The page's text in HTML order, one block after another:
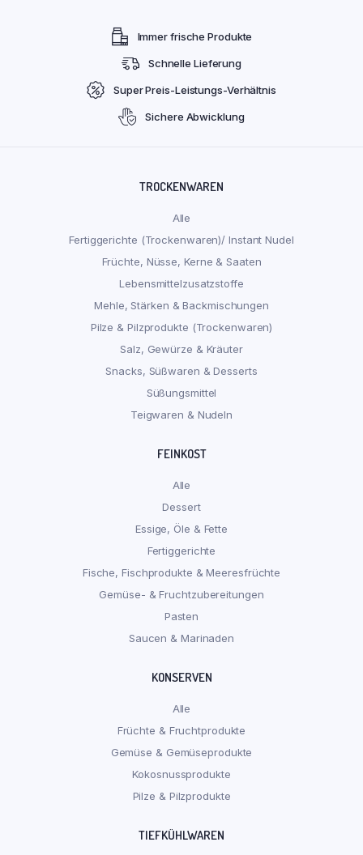
Immer frische Produkte
Schnelle Lieferung
Super Preis-Leistungs-Verhältnis
Sichere Abwicklung
TROCKENWAREN
Alle
Fertiggerichte (Trockenwaren)/ Instant Nudel
Früchte, Nüsse, Kerne & Saaten
Lebensmittelzusatzstoffe
Mehle, Stärken & Backmischungen
Pilze & Pilzprodukte (Trockenwaren)
Salz, Gewürze & Kräuter
Snacks, Süßwaren & Desserts
Süßungsmittel
Teigwaren & Nudeln
FEINKOST
Alle
Dessert
Essige, Öle & Fette
Fertiggerichte
Fische, Fischprodukte & Meeresfrüchte
Gemüse- & Fruchtzubereitungen
Pasten
Saucen & Marinaden
KONSERVEN
Alle
Früchte & Fruchtprodukte
Gemüse & Gemüseprodukte
Kokosnussprodukte
Pilze & Pilzprodukte
TIEFKÜHLWAREN